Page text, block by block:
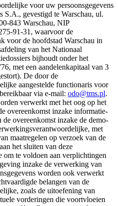
voor uw persoonsgegevens
gevestigd te Warschau, ul.
843 Warschau, NIP
91-31, waarvoor de
voor de hoofdstad Warschau in
van het Nationaal
bijhoudt onder het
met een aandelenkapitaal van 3
De door de
aangestelde functionaris voor
via e-mail: odo@tms.pl.
verwerkt met het oog op het
overeenkomst inzake informatie-
de overeenkomst inzake de demo-
met
maatregelen op verzoek van de
het sluiten van deze
om te voldoen aan verplichtingen
inzake de verwerking van
worden ook verwerkt
belangen van de
zoals de uitoefening van
vorderingen die voortvloeien